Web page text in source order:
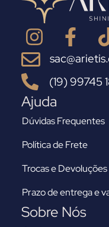
(19) 99745
Ajuda
Dúvidas Frequentes
Política de Frete
Trocas e Devoluções
Prazo de entrega e
Sobre Nós